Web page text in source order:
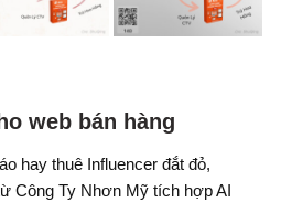
web bán hàng
hay thuê Influencer đắt đỏ,
Công Ty Nhơn Mỹ tích hợp AI